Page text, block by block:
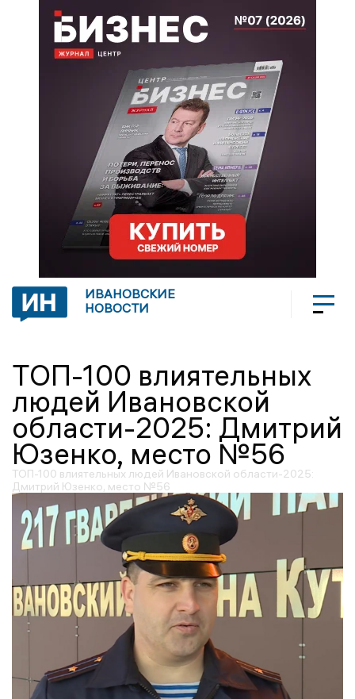
ИВАНОВСКИЕ
НОВОСТИ
ТОП-100 влиятельных
людей Ивановской
области-2025: Дмитрий
Юзенко, место №56
ТОП-100 влиятельных людей Ивановской области-2025:
Дмитрий Юзенко, место №56